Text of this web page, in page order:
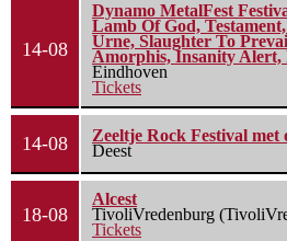
14-08
Dynamo MetalFest
Lamb Of God,
Urne, Slaughter To
Amorphis, Insanity Alert,
Eindhoven
Tickets
14-08
Zeeltje Rock Festival met
Deest
18-08
Alcest
TivoliVredenburg
Tickets